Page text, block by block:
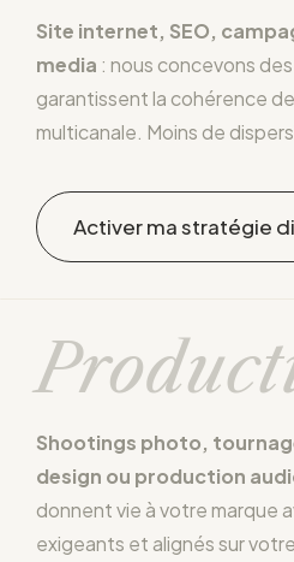
Site internet, SEO,
media : nous concevons
garantissent la cohérence
multicanale. Moins de
Activer ma stratégie
Shootings photo,
design ou production
donnent vie à votre marque
exigeants et alignés sur